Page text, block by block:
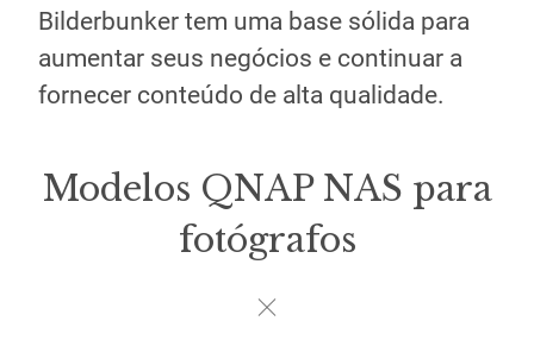
Bilderbunker tem uma base sólida para
aumentar seus negócios e continuar a
fornecer conteúdo de alta qualidade.
Modelos QNAP NAS para
fotógrafos